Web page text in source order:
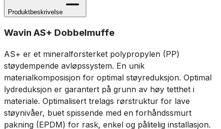
Produktbeskrivelse
Wavin AS+ Dobbelmuffe
AS+ er et mineralforsterket polypropylen (PP)
støydempende avløpssystem. En unik
materialkomposisjon for optimal støyreduksjon. Optimal
lydreduksjon er garantert på grunn av høy tetthet i
materiale. Optimalisert trelags rørstruktur for lave
støynivåer, buet spissende med en forhåndssmurt
pakning (EPDM) for rask, enkel og pålitelig installasjon.